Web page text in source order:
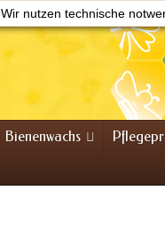
Wir nutzen technische
Bienenwachs